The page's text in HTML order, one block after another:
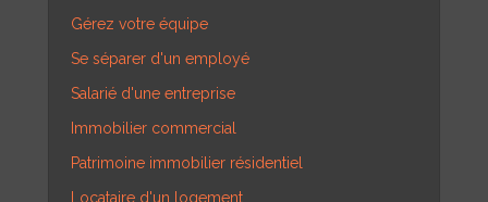
Gérez votre équipe
Se séparer d'un employé
Salarié d'une entreprise
Immobilier commercial
Patrimoine immobilier résidentiel
Locataire d'un logement